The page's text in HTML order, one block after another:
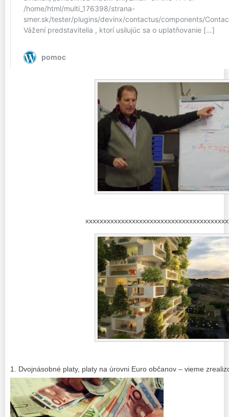
1. Dvojnásobné platy, platy na úrovni Euro občanov – vieme